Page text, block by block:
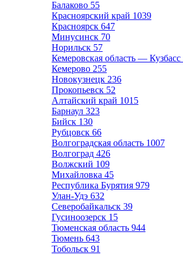
Балаково 55
Красноярский край 1039
Красноярск 647
Минусинск 70
Норильск 57
Кемеровская область — Кузбасс
Кемерово 255
Новокузнецк 236
Прокопьевск 52
Алтайский край 1015
Барнаул 323
Бийск 130
Рубцовск 66
Волгоградская область 1007
Волгоград 426
Волжский 109
Михайловка 45
Республика Бурятия 979
Улан-Удэ 632
Северобайкальск 39
Гусиноозерск 15
Тюменская область 944
Тюмень 643
Тобольск 91